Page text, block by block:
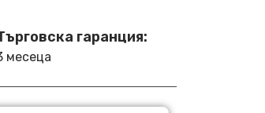
гаранция:
месеца